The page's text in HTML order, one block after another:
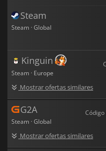
Steam
Steam · Global
Kinguin
Steam · Europe
Mostrar ofertas similares
G2A
Steam · Global
Mostrar ofertas similares